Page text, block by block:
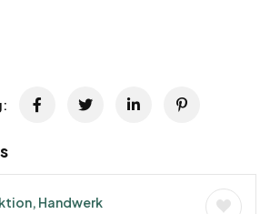
Handwerk